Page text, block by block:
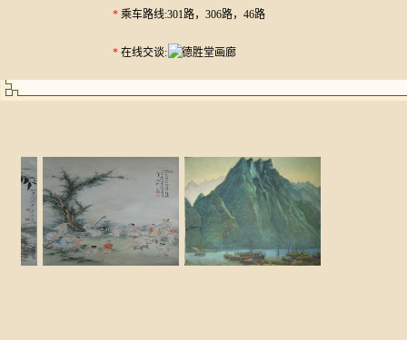
* 乘车路线:301路，306路，46路
* 在线交谈: